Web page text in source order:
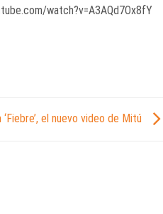
watch?v=A3AQd7Ox8fY
el nuevo video de Mitú